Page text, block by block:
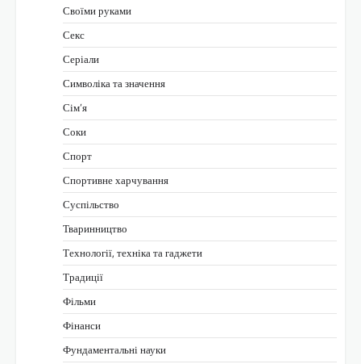
Своїми руками
Секс
Серіали
Символіка та значення
Сім’я
Соки
Спорт
Спортивне харчування
Суспільство
Тваринництво
Технології, техніка та гаджети
Традиції
Фільми
Фінанси
Фундаментальні науки